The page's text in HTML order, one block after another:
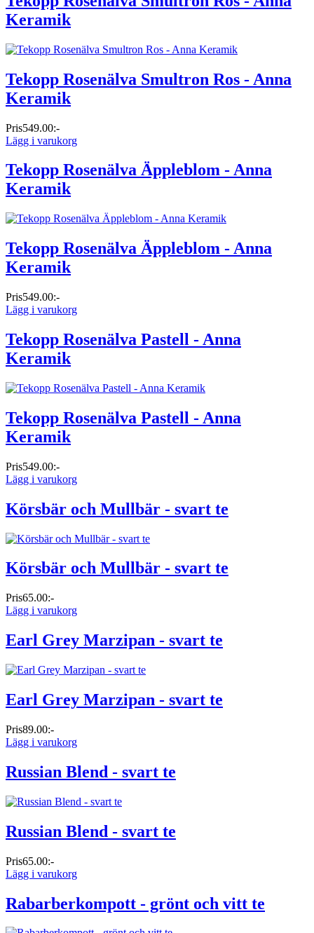
Keramik
Tekopp Rosenälva Smultron Ros - Anna
Keramik
Pris549.00:-
Lägg i varukorg
Tekopp Rosenälva Äppleblom - Anna
Keramik
Tekopp Rosenälva Äppleblom - Anna
Keramik
Pris549.00:-
Lägg i varukorg
Tekopp Rosenälva Pastell - Anna
Keramik
Tekopp Rosenälva Pastell - Anna
Keramik
Pris549.00:-
Lägg i varukorg
Körsbär och Mullbär - svart te
Körsbär och Mullbär - svart te
Pris65.00:-
Lägg i varukorg
Earl Grey Marzipan - svart te
Earl Grey Marzipan - svart te
Pris89.00:-
Lägg i varukorg
Russian Blend - svart te
Russian Blend - svart te
Pris65.00:-
Lägg i varukorg
Rabarberkompott - grönt och vitt te